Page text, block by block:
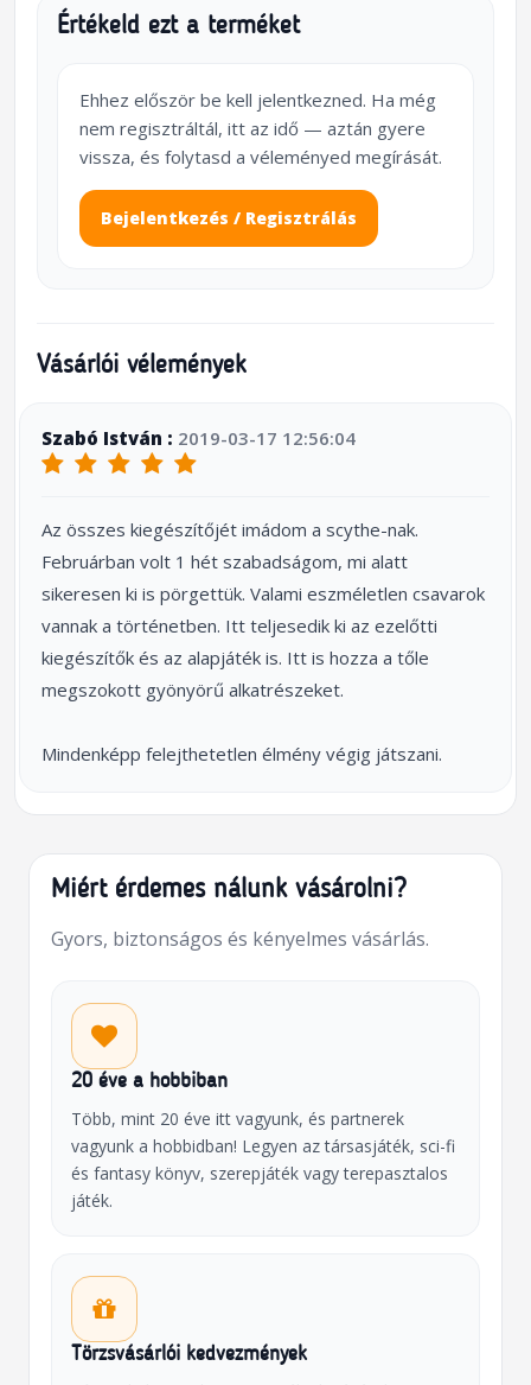
Értékeld ezt a terméket
Ehhez először be kell jelentkezned. Ha még
nem regisztráltál, itt az idő — aztán gyere
vissza, és folytasd a véleményed megírását.
Bejelentkezés / Regisztrálás
Vásárlói vélemények
Szabó István : 2019-03-17 12:56:04
Az összes kiegészítőjét imádom a scythe-nak.
Februárban volt 1 hét szabadságom, mi alatt
sikeresen ki is pörgettük. Valami eszméletlen csavarok
vannak a történetben. Itt teljesedik ki az ezelőtti
kiegészítők és az alapjáték is. Itt is hozza a tőle
megszokott gyönyörű alkatrészeket.
Mindenképp felejthetetlen élmény végig játszani.
Miért érdemes nálunk vásárolni?
Gyors, biztonságos és kényelmes vásárlás.
20 éve a hobbiban
Több, mint 20 éve itt vagyunk, és partnerek
vagyunk a hobbidban! Legyen az társasjáték, sci-fi
és fantasy könyv, szerepjáték vagy terepasztalos
játék.
Törzsvásárlói kedvezmények